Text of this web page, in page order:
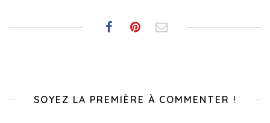
SOYEZ LA PREMIÈRE À COMMENTER !